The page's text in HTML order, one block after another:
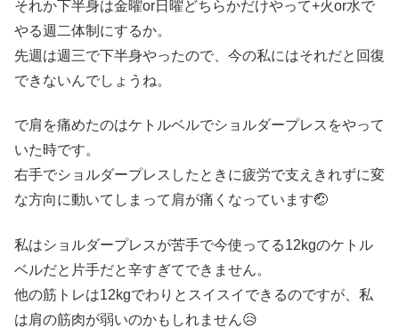
それか下半身は金曜or日曜どちらかだけやって+火or水で
やる週二体制にするか。
先週は週三で下半身やったので、今の私にはそれだと回復
できないんでしょうね。
で肩を痛めたのはケトルベルでショルダープレスをやって
いた時です。
右手でショルダープレスしたときに疲労で支えきれずに変
な方向に動いてしまって肩が痛くなっています🤕
私はショルダープレスが苦手で今使ってる12kgのケトル
ベルだと片手だと辛すぎてできません。
他の筋トレは12kgでわりとスイスイできるのですが、私
は肩の筋肉が弱いのかもしれません😥